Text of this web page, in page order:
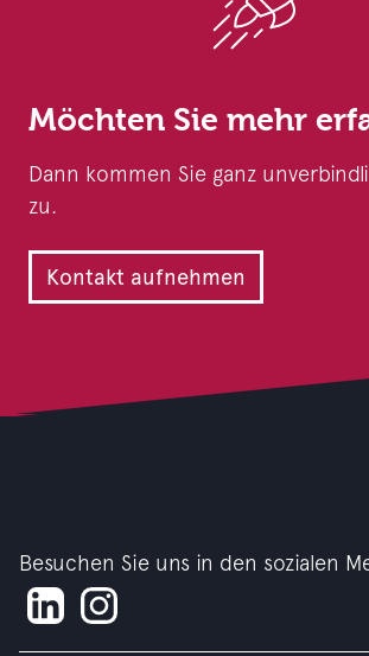
Möchten Sie mehr
Dann kommen Sie ganz
zu.
Kontakt aufnehmen
Besuchen Sie uns in den sozialen